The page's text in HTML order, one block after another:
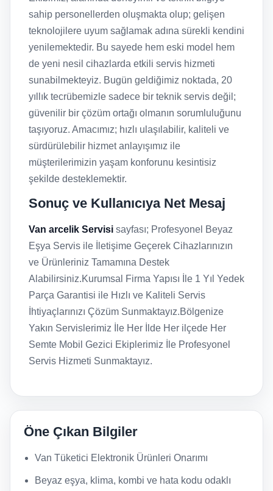
sahip personellerden oluşmakta olup; gelişen
teknolojilere uyum sağlamak adına sürekli kendini
yenilemektedir. Bu sayede hem eski model hem
de yeni nesil cihazlarda etkili servis hizmeti
sunabilmekteyiz. Bugün geldiğimiz noktada, 20
yıllık tecrübemizle sadece bir teknik servis değil;
güvenilir bir çözüm ortağı olmanın sorumluluğunu
taşıyoruz. Amacımız; hızlı ulaşılabilir, kaliteli ve
sürdürülebilir hizmet anlayışımız ile
müşterilerimizin yaşam konforunu kesintisiz
şekilde desteklemektir.
Sonuç ve Kullanıcıya Net Mesaj
Van arcelik Servisi sayfası; Profesyonel Beyaz
Eşya Servis ile İletişime Geçerek Cihazlarınızın
ve Ürünleriniz Tamamına Destek
Alabilirsiniz.Kurumsal Firma Yapısı İle 1 Yıl Yedek
Parça Garantisi ile Hızlı ve Kaliteli Servis
İhtiyaçlarınızı Çözüm Sunmaktayız.Bölgenize
Yakın Servislerimiz İle Her İlde Her ilçede Her
Semte Mobil Gezici Ekiplerimiz İle Profesyonel
Servis Hizmeti Sunmaktayız.
Öne Çıkan Bilgiler
Van Tüketici Elektronik Ürünleri Onarımı
Beyaz eşya, klima, kombi ve hata kodu odaklı